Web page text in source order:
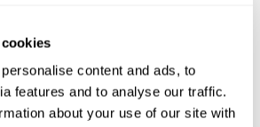
content and ads, to
features and to analyse our traffic.
about your use of our site with
qui puisse mesurer vos capacités
personnelles.